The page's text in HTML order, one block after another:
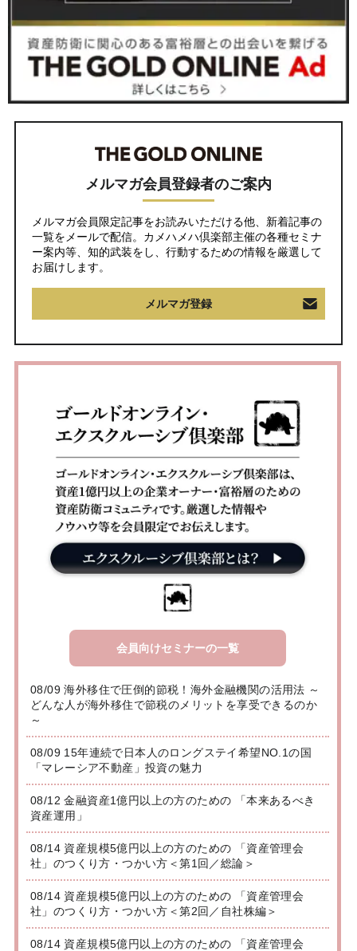
メルマガ会員登録者のご案内
メルマガ会員限定記事をお読みいただける他、新着記事の
一覧をメールで配信。カメハメハ倶楽部主催の各種セミナ
ー案内等、知的武装をし、行動するための情報を厳選して
お届けします。
メルマガ登録
会員向けセミナーの一覧
08/09 海外移住で圧倒的節税！海外金融機関の活用法 ～
どんな人が海外移住で節税のメリットを享受できるのか
～
08/09 15年連続で日本人のロングステイ希望NO.1の国
「マレーシア不動産」投資の魅力
08/12 金融資産1億円以上の方のための 「本来あるべき
資産運用」
08/14 資産規模5億円以上の方のための 「資産管理会
社」のつくり方・つかい方＜第1回／総論＞
08/14 資産規模5億円以上の方のための 「資産管理会
社」のつくり方・つかい方＜第2回／自社株編＞
08/14 資産規模5億円以上の方のための 「資産管理会